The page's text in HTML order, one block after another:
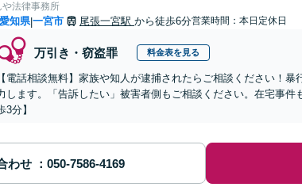
や法律事務所
愛知県|一宮市 尾張一宮駅 から徒歩6分営業時間：本日定休日
万引き・窃盗罪 料金表を見る
【電話相談無料】家族や知人が逮捕されたらご相談ください！
します。「告訴したい」被害者側もご相談ください。在宅事
3分】
わせ